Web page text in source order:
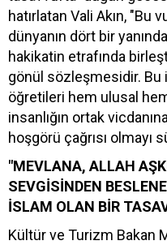
hatırlatan Vali Akın, "Bu
dünyanın dört bir
hakikatin etrafında
gönül sözleşmesidir. Bu
öğretileri hem ulusal
insanlığın ortak
hoşgörü çağrısı olmayı
"MEVLANA, ALLAH
SEVGİSİNDEN
İSLAM OLAN BİR
Kültür ve Turizm Bakan